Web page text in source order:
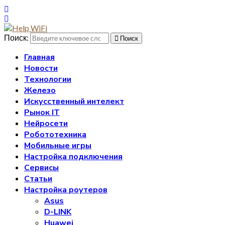
Поиск: Поиск
Главная
Новости
Технологии
Железо
Искусственный интелект
Рынок IT
Нейросети
Робототехника
Мобильные игры
Настройка подключения
Сервисы
Статьи
Настройка роутеров
Asus
D-LINK